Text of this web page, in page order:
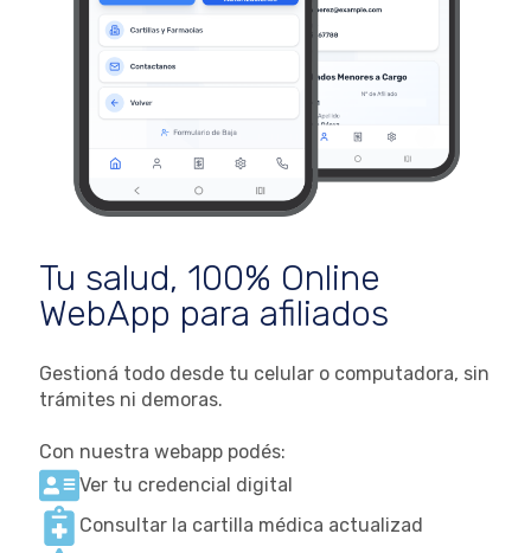
Tu salud, 100% Online
WebApp para afiliados
Gestioná todo desde tu celular o computadora, sin
trámites ni demoras.
Con nuestra webapp podés:
Ver tu credencial digital
Consultar la cartilla médica actualizad